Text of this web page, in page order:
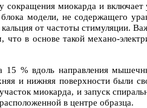
миокарда и
модели, не содержащего
от частоты стимуляции.
в основе такой механо-
15 % вдоль направления
и нижняя поверхности были
миокарда, и запуск
в центре образца.